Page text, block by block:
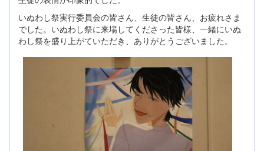
いぬわし祭実行委員会の皆さん、生徒の皆さん、お疲れさま
でした。いぬわし祭に来場してくださった皆様、一緒にいぬ
わし祭を盛り上がていただき、ありがとうございました。